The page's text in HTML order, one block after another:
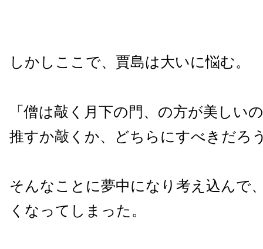
しかしここで、賈島は大いに悩む。
「僧は敲く月下の門、の方が美しい
推すか敲くか、どちらにすべきだろ
そんなことに夢中になり考え込んで
くなってしまった。